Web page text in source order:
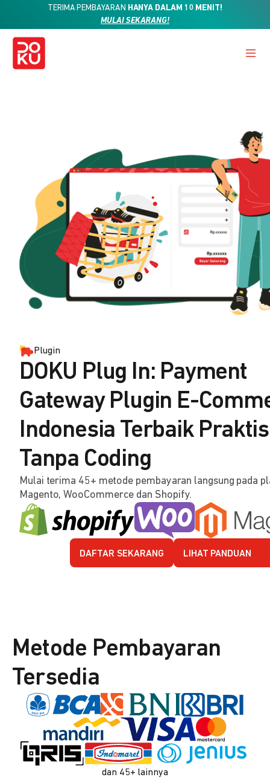
TERIMA PEMBAYARAN HANYA DALAM 10 MENIT!
MULAI SEKARANG!
Plugin
DOKU Plug In: Payment
Gateway Plugin E-
Indonesia Terbaik Praktis
Tanpa Coding
Mulai terima 45+ metode pembayaran langsung pada
Magento, WooCommerce dan Shopify.
DAFTAR SEKARANG LIHAT PANDUAN
Metode Pembayaran
Tersedia
dan 45+ lainnya